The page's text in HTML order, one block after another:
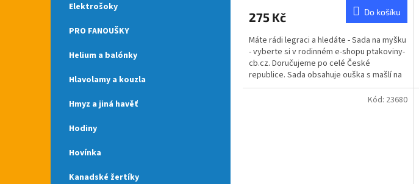
Elektrošoky
PRO FANOUŠKY
Helium a balónky
Hlavolamy a kouzla
Hmyz a jiná havěť
Hodiny
Hovínka
Kanadské žertíky
je
z
5
hvězdiček.
275 Kč Do košíku
Máte rádi legraci a hledáte - Sada na myšku
- vyberte si v rodinném e-shopu ptakoviny-
cb.cz. Doručujeme po celé České
republice. Sada obsahuje ouška s mašlí na
čelence a...
Kód: 23680